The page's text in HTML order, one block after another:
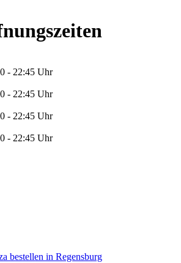
- 22:45 Uhr
- 22:45 Uhr
- 22:45 Uhr
- 22:45 Uhr
bestellen in Regensburg